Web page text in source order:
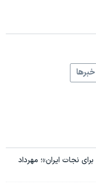
نجات ایران»؛ مهرداد